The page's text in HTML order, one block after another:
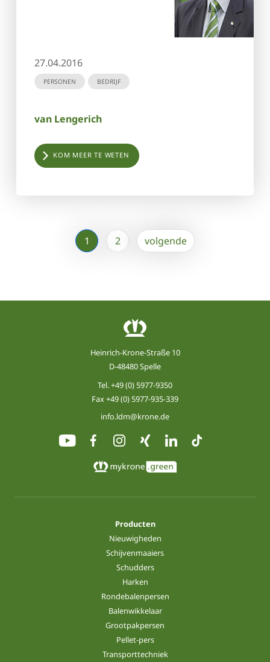
27.04.2016
PERSONEN BEDRIJF
van Lengerich
KOM MEER TE WETEN
1 2 volgende
Heinrich-Krone-Straße 10
D-48480 Spelle
Tel.+49 (0) 5977-9350
Fax +49 (0) 5977-935-339
info.ldm@krone.de
Producten
Nieuwigheden
Schijvenmaaiers
Schudders
Harken
Rondebalenpersen
Balenwikkelaar
Grootpakpersen
Pellet-pers
Transporttechniek